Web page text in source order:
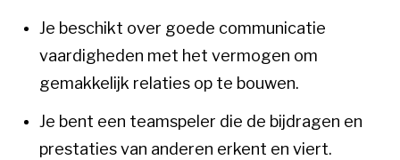
Je beschikt over goede communicatie
vaardigheden met het vermogen om
gemakkelijk relaties op te bouwen.
Je bent een teamspeler die de bijdragen en
prestaties van anderen erkent en viert.